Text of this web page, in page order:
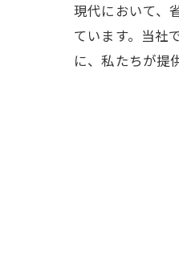
現代において、
ています。当社
に、私たちが提